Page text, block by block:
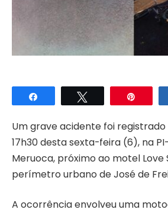
Compartilhar
Um grave acidente foi
17h30 desta sexta-feira (6), na
Meruoca, próximo ao motel Love
perímetro urbano de José de
A ocorrência envolveu uma